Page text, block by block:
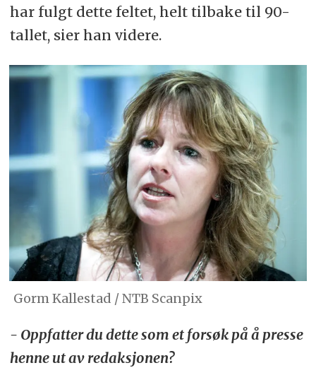
har fulgt dette feltet, helt tilbake til 90-
tallet, sier han videre.
Gorm Kallestad / NTB Scanpix
- Oppfatter du dette som et forsøk på å presse
henne ut av redaksjonen?